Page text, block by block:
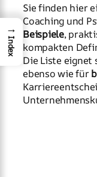
Sie finden hier
Coaching und
Beispiele,
kompakten
Die Liste eignet
ebenso wie für
→
Index